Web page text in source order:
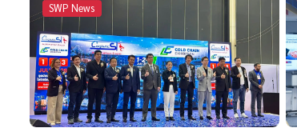
SWP News